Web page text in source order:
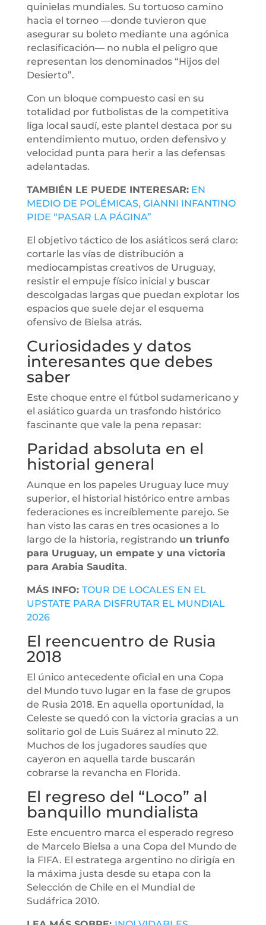
quinielas mundiales. Su tortuoso camino
hacia el torneo —donde tuvieron que
asegurar su boleto mediante una agónica
reclasificación— no nubla el peligro que
representan los denominados “Hijos del
Desierto”.
Con un bloque compuesto casi en su
totalidad por futbolistas de la competitiva
liga local saudí, este plantel destaca por su
entendimiento mutuo, orden defensivo y
velocidad punta para herir a las defensas
adelantadas.
TAMBIÉN LE PUEDE INTERESAR:EN
MEDIO DE POLÉMICAS, GIANNI INFANTINO
PIDE “PASAR LA PÁGINA”
El objetivo táctico de los asiáticos será claro:
cortarle las vías de distribución a
mediocampistas creativos de Uruguay,
resistir el empuje físico inicial y buscar
descolgadas largas que puedan explotar los
espacios que suele dejar el esquema
ofensivo de Bielsa atrás.
Curiosidades y datos
interesantes que debes
saber
Este choque entre el fútbol sudamericano y
el asiático guarda un trasfondo histórico
fascinante que vale la pena repasar:
Paridad absoluta en el
historial general
Aunque en los papeles Uruguay luce muy
superior, el historial histórico entre ambas
federaciones es increíblemente parejo. Se
han visto las caras en tres ocasiones a lo
largo de la historia, registrando un triunfo
para Uruguay, un empate y una victoria
para Arabia Saudita.
MÁS INFO: TOUR DE LOCALES EN EL
UPSTATE PARA DISFRUTAR EL MUNDIAL
2026
El reencuentro de Rusia
2018
El único antecedente oficial en una Copa
del Mundo tuvo lugar en la fase de grupos
de Rusia 2018. En aquella oportunidad, la
Celeste se quedó con la victoria gracias a un
solitario gol de Luis Suárez al minuto 22.
Muchos de los jugadores saudíes que
cayeron en aquella tarde buscarán
cobrarse la revancha en Florida.
El regreso del “Loco” al
banquillo mundialista
Este encuentro marca el esperado regreso
de Marcelo Bielsa a una Copa del Mundo de
la FIFA. El estratega argentino no dirigía en
la máxima justa desde su etapa con la
Selección de Chile en el Mundial de
Sudáfrica 2010.